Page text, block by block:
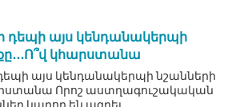
դեպի այս կենդանակերպի
կհարստանա
այս կենդանակերպի նշանների
Որոշ աստղագուշակական